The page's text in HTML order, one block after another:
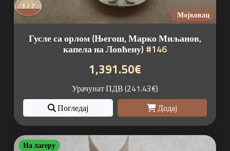
Мојковац
1 / 7
Гусле са орлом (Његош, Марко Миљанов,
капела на Ловћену) #146
1,391.50€
Урачунат ПДВ (241.43€)
Погледај
Додај
На лагеру